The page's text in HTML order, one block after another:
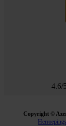
4.6/
Copyright ©